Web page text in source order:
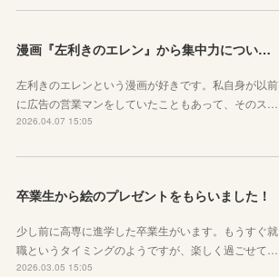
漫画『左利きのエレン』から集中力について学ぼう
左利きのエレンという漫画が好きです。私自身が以前
に広告の営業マンをしていたこともあって、そのス…
2026.04.07 15:05
卒業生から絵のプレゼントをもらいました！
少し前に高専に進学した卒業生がいます。もうすぐ就
職というタイミングのようですが、楽しく過ごせて…
2026.03.05 15:05